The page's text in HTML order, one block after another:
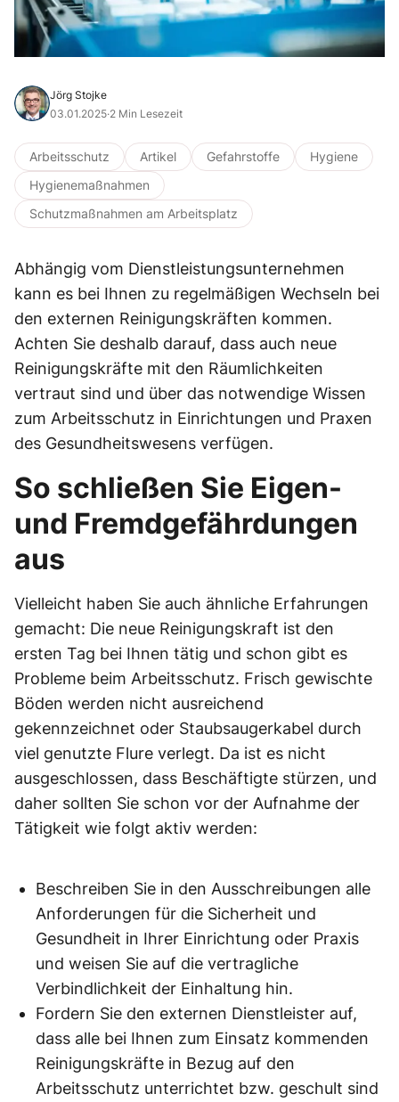
Jörg Stojke
03.01.2025·2 Min Lesezeit
Arbeitsschutz Artikel Gefahrstoffe
Hygiene
Hygienemaßnahmen
Schutzmaßnahmen am Arbeitsplatz
Abhängig vom Dienstleistungsunternehmen
kann es bei Ihnen zu regelmäßigen Wechseln bei
den externen Reinigungskräften kommen.
Achten Sie deshalb darauf, dass auch neue
Reinigungskräfte mit den Räumlichkeiten
vertraut sind und über das notwendige Wissen
zum Arbeitsschutz in Einrichtungen und Praxen
des Gesundheitswesens verfügen.
So schließen Sie Eigen-
und Fremdgefährdungen
aus
Vielleicht haben Sie auch ähnliche Erfahrungen
gemacht: Die neue Reinigungskraft ist den
ersten Tag bei Ihnen tätig und schon gibt es
Probleme beim Arbeitsschutz. Frisch gewischte
Böden werden nicht ausreichend
gekennzeichnet oder Staubsaugerkabel durch
viel genutzte Flure verlegt. Da ist es nicht
ausgeschlossen, dass Beschäftigte stürzen, und
daher sollten Sie schon vor der Aufnahme der
Tätigkeit wie folgt aktiv werden:
Beschreiben Sie in den Ausschreibungen alle
Anforderungen für die Sicherheit und
Gesundheit in Ihrer Einrichtung oder Praxis
und weisen Sie auf die vertragliche
Verbindlichkeit der Einhaltung hin.
Fordern Sie den externen Dienstleister auf,
dass alle bei Ihnen zum Einsatz kommenden
Reinigungskräfte in Bezug auf den
Arbeitsschutz unterrichtet bzw. geschult sind